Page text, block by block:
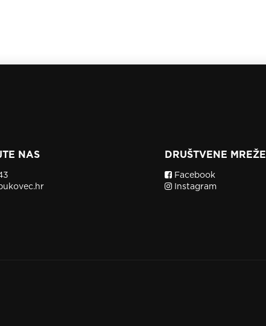
NAS DRUŠTVENE MREŽE
Facebook
Instagram